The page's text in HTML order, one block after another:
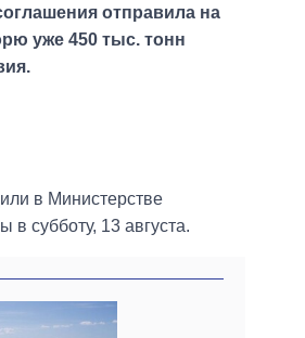
отправила на
уже 450 тыс. тонн
в Министерстве
в субботу, 13 августа.